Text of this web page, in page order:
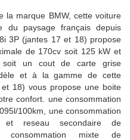
la marque BMW, cette voiture
du paysage français depuis
3P (jantes 17 et 18) propose
de 170cv soit 125 kW et
soit un cout de carte grise
et à la gamme de cette
18) vous propose une boite
confort. une consommation
100km, une consommation
reseau secondaire de
consommation mixte de